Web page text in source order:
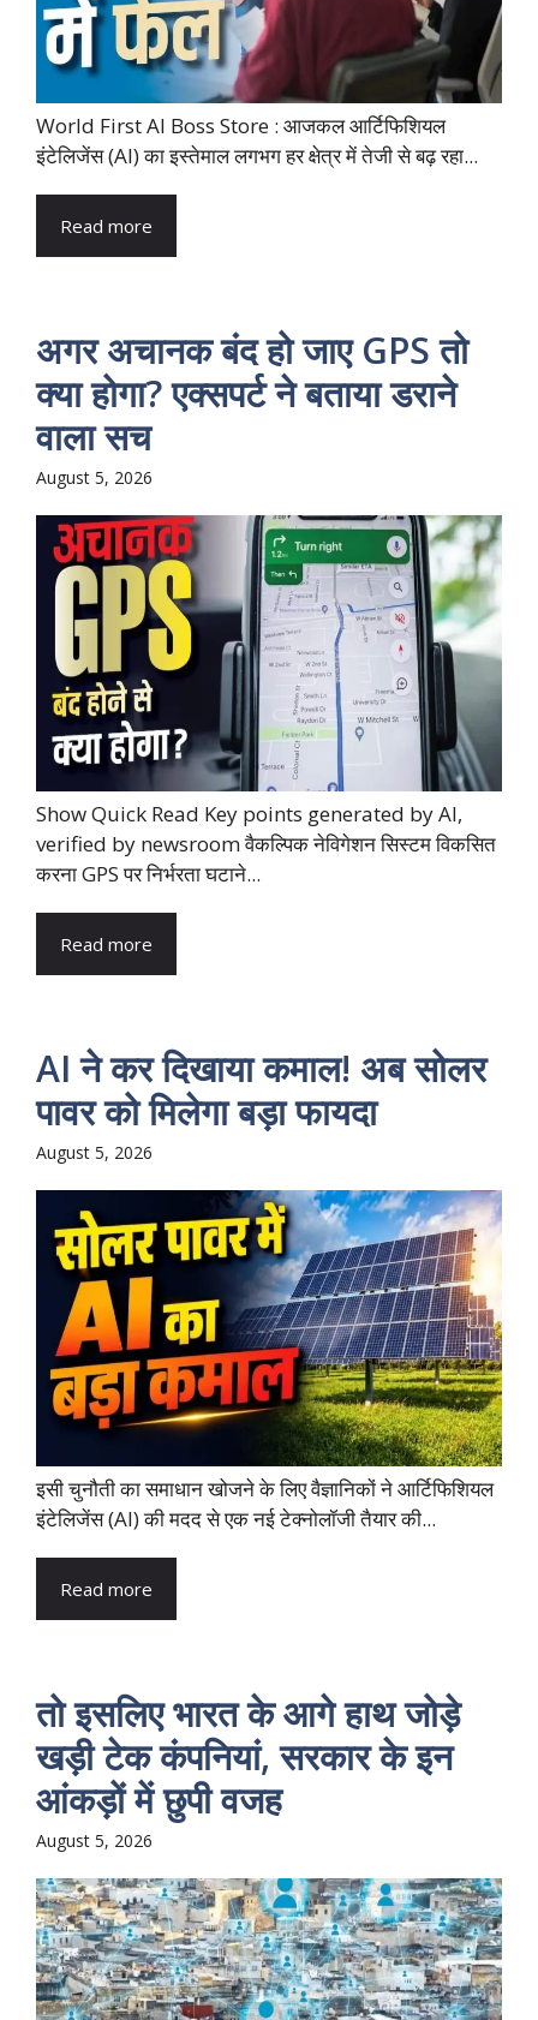
World First AI Boss Store : आजकल आर्टिफिशियल
इंटेलिजेंस (AI) का इस्तेमाल लगभग हर क्षेत्र में तेजी से बढ़ रहा...
Read more
अगर अचानक बंद हो जाए GPS तो
क्या होगा? एक्सपर्ट ने बताया डराने
वाला सच
August 5, 2026
Show Quick Read Key points generated by AI,
verified by newsroom वैकल्पिक नेविगेशन सिस्टम विकसित
करना GPS पर निर्भरता घटाने...
Read more
AI ने कर दिखाया कमाल! अब सोलर
पावर को मिलेगा बड़ा फायदा
August 5, 2026
इसी चुनौती का समाधान खोजने के लिए वैज्ञानिकों ने आर्टिफिशियल
इंटेलिजेंस (AI) की मदद से एक नई टेक्नोलॉजी तैयार की...
Read more
तो इसलिए भारत के आगे हाथ जोड़े
खड़ी टेक कंपनियां, सरकार के इन
आंकड़ों में छुपी वजह
August 5, 2026